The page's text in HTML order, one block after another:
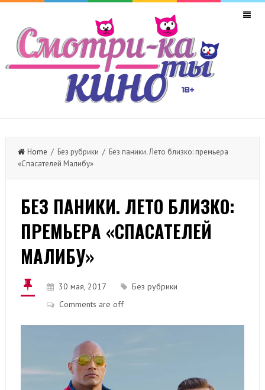
Home / Без рубрики / Без паники. Лето близко: премьера
«Спасателей Малибу»
БЕЗ ПАНИКИ. ЛЕТО БЛИЗКО:
ПРЕМЬЕРА «СПАСАТЕЛЕЙ
МАЛИБУ»
30 мая, 2017
Без рубрики
Comments are off